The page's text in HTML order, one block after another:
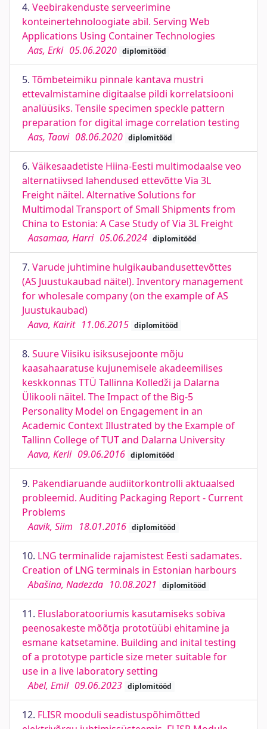
4. Veebirakenduste serveerimine
konteinertehnoloogiate abil. Serving Web
Applications Using Container Technologies
Aas, Erki 05.06.2020 diplomitööd
5. Tõmbeteimiku pinnale kantava mustri
ettevalmistamine digitaalse pildi korrelatsiooni
analüüsiks. Tensile specimen speckle pattern
preparation for digital image correlation testing
Aas, Taavi 08.06.2020 diplomitööd
6. Väikesaadetiste Hiina-Eesti multimodaalse veo
alternatiivsed lahendused ettevõtte Via 3L
Freight näitel. Alternative Solutions for
Multimodal Transport of Small Shipments from
China to Estonia: A Case Study of Via 3L Freight
Aasamaa, Harri 05.06.2024 diplomitööd
7. Varude juhtimine hulgikaubandusettevõttes
(AS Juustukaubad näitel). Inventory management
for wholesale company (on the example of AS
Juustukaubad)
Aava, Kairit 11.06.2015 diplomitööd
8. Suure Viisiku isiksusejoonte mõju
kaasahaaratuse kujunemisele akadeemilises
keskkonnas TTÜ Tallinna Kolledži ja Dalarna
Ülikooli näitel. The Impact of the Big-5
Personality Model on Engagement in an
Academic Context Illustrated by the Example of
Tallinn College of TUT and Dalarna University
Aava, Kerli 09.06.2016 diplomitööd
9. Pakendiaruande audiitorkontrolli aktuaalsed
probleemid. Auditing Packaging Report - Current
Problems
Aavik, Siim 18.01.2016 diplomitööd
10. LNG terminalide rajamistest Eesti sadamates.
Creation of LNG terminals in Estonian harbours
Abašina, Nadezda 10.08.2021 diplomitööd
11. Eluslaboratooriumis kasutamiseks sobiva
peenosakeste mõõtja prototüübi ehitamine ja
esmane katsetamine. Building and inital testing
of a prototype particle size meter suitable for
use in a live laboratory setting
Abel, Emil 09.06.2023 diplomitööd
12. FLISR mooduli seadistuspõhimõtted